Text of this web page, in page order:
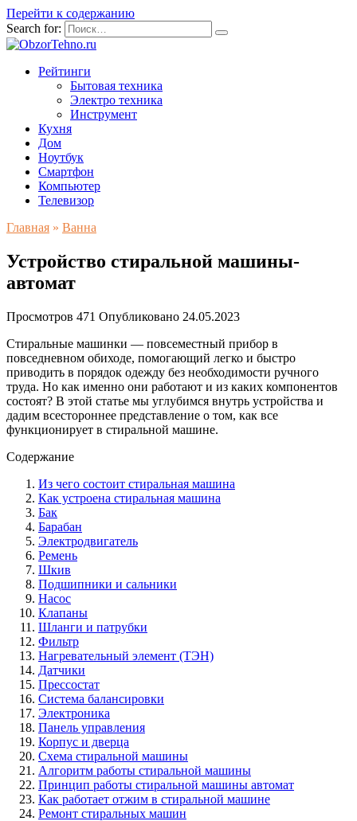
Перейти к содержанию
Search for:
Рейтинги
Бытовая техника
Электро техника
Инструмент
Кухня
Дом
Ноутбук
Смартфон
Компьютер
Телевизор
Главная » Ванна
Устройство стиральной машины-
автомат
Просмотров 471 Опубликовано 24.05.2023
Стиральные машинки — повсеместный прибор в
повседневном обиходе, помогающий легко и быстро
приводить в порядок одежду без необходимости ручного
труда. Но как именно они работают и из каких компонентов
состоят? В этой статье мы углубимся внутрь устройства и
дадим всестороннее представление о том, как все
функционирует в стиральной машине.
Содержание
Из чего состоит стиральная машина
Как устроена стиральная машина
Бак
Барабан
Электродвигатель
Ремень
Шкив
Подшипники и сальники
Насос
Клапаны
Шланги и патрубки
Фильтр
Нагревательный элемент (ТЭН)
Датчики
Прессостат
Система балансировки
Электроника
Панель управления
Корпус и дверца
Схема стиральной машины
Алгоритм работы стиральной машины
Принцип работы стиральной машины автомат
Как работает отжим в стиральной машине
Ремонт стиральных машин